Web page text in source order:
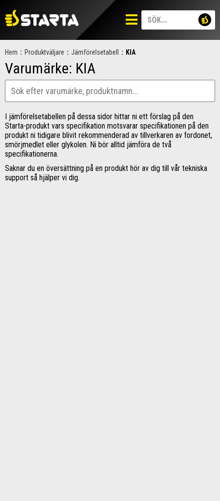
Hem : Produktväljare : Jämförelsetabell : KIA
Varumärke: KIA
I jämförelsetabellen på dessa sidor hittar ni ett förslag på den
Starta-produkt vars specifikation motsvarar specifikationen på den
produkt ni tidigare blivit rekommenderad av tillverkaren av fordonet,
smörjmedlet eller glykolen. Ni bör alltid jämföra de två
specifikationerna.
Saknar du en översättning på en produkt hör av dig till vår tekniska
support så hjälper vi dig.